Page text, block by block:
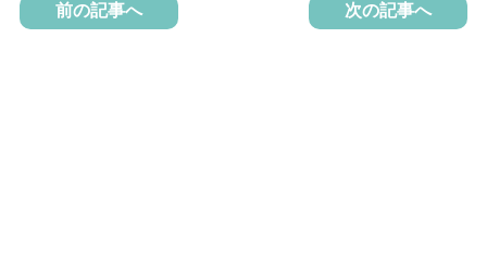
前の記事へ 次の記事へ